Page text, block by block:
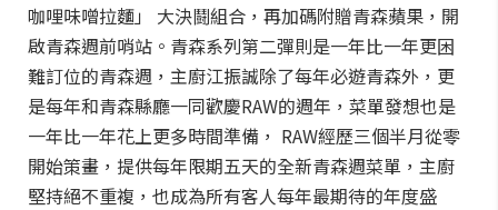
咖哩味噌拉麵」 大決鬪組合，再加碼附贈青森蘋果，開
啟青森週前哨站。青森系列第二彈則是一年比一年更困
難訂位的青森週，主廚江振誠除了每年必遊青森外，更
是每年和青森縣廳一同歡慶RAW的週年，菜單發想也是
一年比一年花上更多時間準備， RAW經歷三個半月從零
開始策畫，提供每年限期五天的全新青森週菜單，主廚
堅持絕不重複，也成為所有客人每年最期待的年度盛